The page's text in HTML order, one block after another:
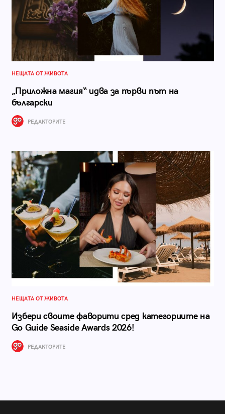
НЕЩАТА ОТ ЖИВОТА
„Приложна магия“ идва за първи път на
български
РЕДАКТОРИТЕ
НЕЩАТА ОТ ЖИВОТА
Избери своите фаворити сред категориите на
Go Guide Seaside Awards 2026!
РЕДАКТОРИТЕ